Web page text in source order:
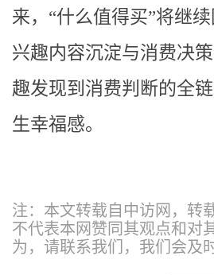
来，“什么值得买”将继
兴趣内容沉淀与消费决
趣发现到消费判断的全
生幸福感。
注：本文转载自中访网，转
不代表本网赞同其观点和对
为，请联系我们，我们会及